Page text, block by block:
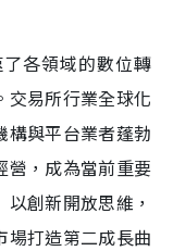
各領域的數位轉
交易所行業全球化
構與平台業者蓬勃
營，成為當前重要
創新開放思維，
場打造第二成長曲